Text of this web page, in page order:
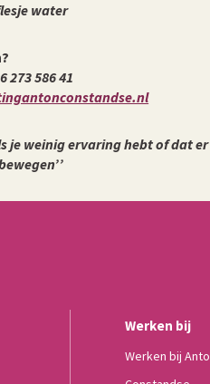
water
273 586 41
je weinig ervaring hebt of dat
Werken bij
Werken bij